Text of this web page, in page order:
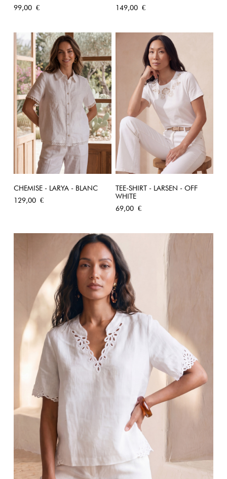
Prix
99,00 €
Prix
149,00 €
CHEMISE - LARYA - BLANC
Prix
129,00 €
TEE-SHIRT - LARSEN - OFF
WHITE
Prix
69,00 €